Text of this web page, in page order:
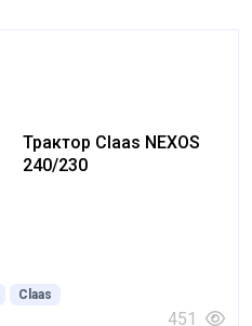
Трактор Claas NEXOS
240/230
Claas
451